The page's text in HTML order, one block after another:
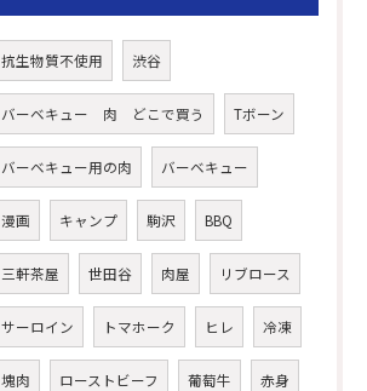
抗生物質不使用 渋谷
バーベキュー 肉 どこで買う Tボーン
バーベキュー用の肉 バーベキュー
漫画 キャンプ 駒沢 BBQ
三軒茶屋 世田谷 肉屋 リブロース
サーロイン トマホーク ヒレ 冷凍
塊肉 ローストビーフ 葡萄牛 赤身